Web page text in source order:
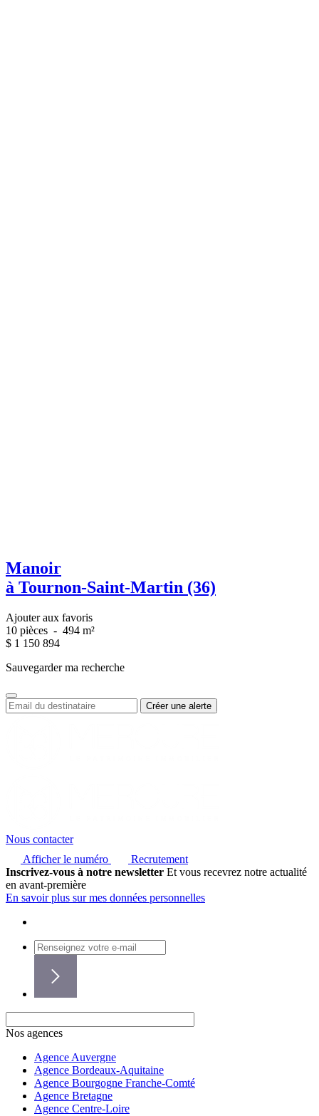
Manoir
à Tournon-Saint-Martin (36)
Ajouter aux favoris
10 pièces - 494 m²
$ 1 150 894
Sauvegarder ma recherche
Nous contacter
Afficher le numéro
Recrutement
Inscrivez-vous à notre newsletter Et vous recevrez notre actualité
en avant-première
En savoir plus sur mes données personnelles
Nos agences
Agence Auvergne
Agence Bordeaux-Aquitaine
Agence Bourgogne Franche-Comté
Agence Bretagne
Agence Centre-Loire